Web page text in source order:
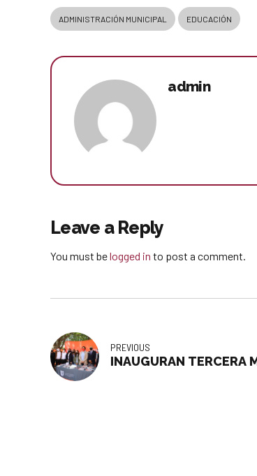
ADMINISTRACIÓN MUNICIPAL EDUCACIÓN
admin
Leave a Reply
You must belogged in to post a comment.
PREVIOUS
INAUGURAN TERCERA